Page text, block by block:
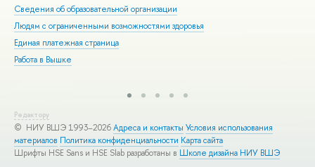
Сведения об образовательной организации
Людям с ограниченными возможностями здоровья
Единая платежная страница
Работа в Вышке
Редактору
© НИУ ВШЭ 1993–2026Адреса и контакты Условия использования
материалов Политика конфиденциальности Карта сайта
Шрифты HSE Sans и HSE Slab разработаны в Школе дизайна НИУ ВШЭ